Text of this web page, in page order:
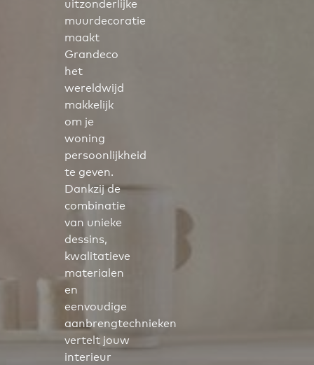
uitzonderlijke
muurdecoratie
maakt
Grandeco
het
wereldwijd
makkelijk
om je
woning
persoonlijkheid
te geven.
Dankzij de
combinatie
van unieke
dessins,
kwalitatieve
materialen
en
eenvoudige
aanbrengtechnieken
vertelt jouw
interieur